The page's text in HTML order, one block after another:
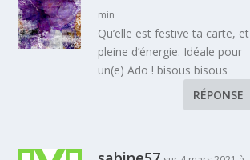
min
Qu’elle est festive ta carte, et
pleine d’énergie. Idéale pour
un(e) Ado ! bisous bisous
RÉPONSE